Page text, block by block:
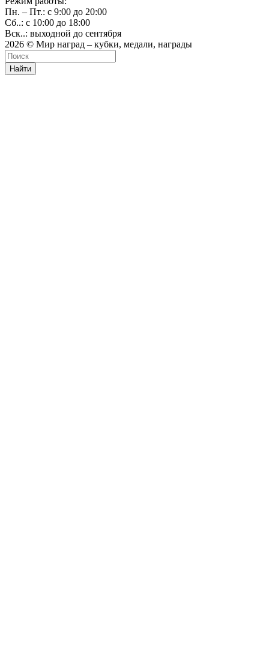
Пн. – Пт.: с 9:00 до 20:00
Сб..: с 10:00 до 18:00
Вск..: выходной до сентября
2026 © Мир наград – кубки, медали, награды
Найти